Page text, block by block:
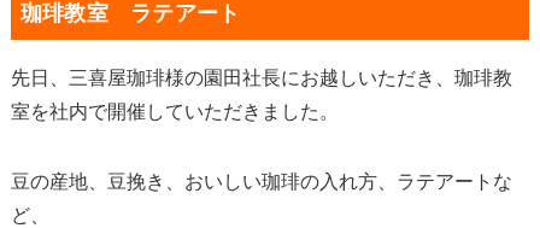
珈琲教室 ラテアート
先日、三喜屋珈琲様の園田社長にお越しいただき、珈琲教
室を社内で開催していただきました。
豆の産地、豆挽き、おいしい珈琲の入れ方、ラテアートな
ど、